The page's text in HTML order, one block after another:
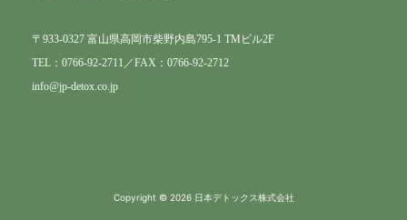
〒933-0327 富山県高岡市柴野内島795-1 TMビル2F
TEL：0766-92-2711／FAX：0766-92-2712
info@jp-detox.co.jp
Copyright © 2026 日本デトックス株式会社